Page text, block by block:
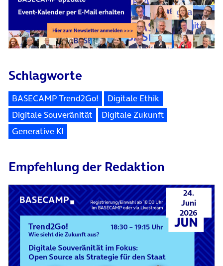
Schlagworte
BASECAMP Trend2Go!
Digitale Ethik
Digitale Souveränität
Digitale Zukunft
Generative KI
Empfehlung der Redaktion
24.
Juni
2026